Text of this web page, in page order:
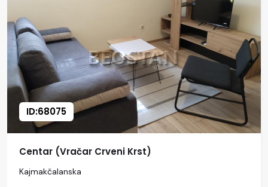
ID:68075
Centar (Vračar Crveni Krst)
Kajmakčalanska